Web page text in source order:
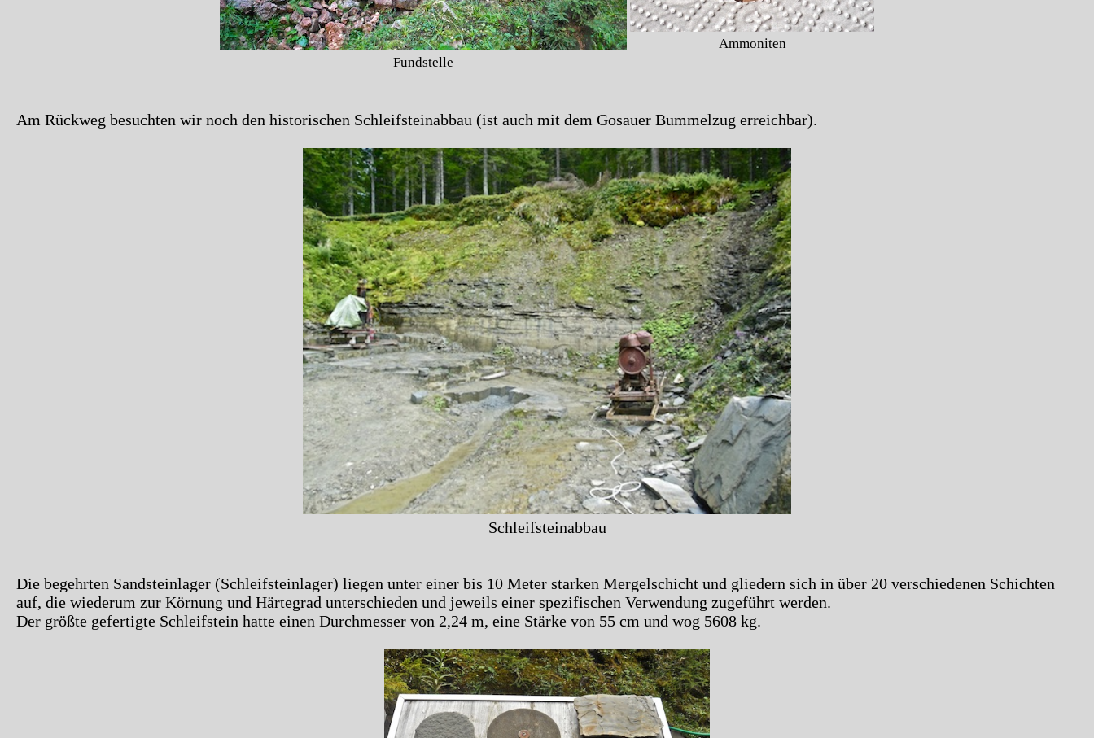
Fundstelle
Ammoniten
Am Rückweg besuchten wir noch den historischen Schleifsteinabbau (ist auch mit dem Gosauer Bummelzug erreichbar).
Schleifsteinabbau
Die begehrten Sandsteinlager (Schleifsteinlager) liegen unter einer bis 10 Meter starken Mergelschicht und gliedern sich in über 20 verschiedenen Schichten
auf, die wiederum zur Körnung und Härtegrad unterschieden und jeweils einer spezifischen Verwendung zugeführt werden.
Der größte gefertigte Schleifstein hatte einen Durchmesser von 2,24 m, eine Stärke von 55 cm und wog 5608 kg.